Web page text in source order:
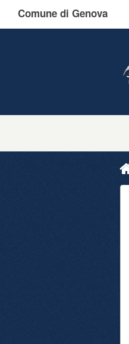
Comune di Genova